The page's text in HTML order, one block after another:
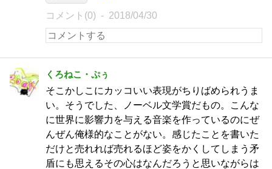
コメント(0) 2018/04/30
くろねこ・ぷぅ
そこかしこにカッコいい表現がちりばめられうま
い。そうでした、ノーベル文学賞だもの。こんな
に世界に影響力を与える音楽を作っているのにぜ
んぜん俺様的なことがない。感じたことを書いた
だけと売れれば売れるほど姿をかくしてしまう矛
盾にも思えるその心はなんだろうと思いながらは